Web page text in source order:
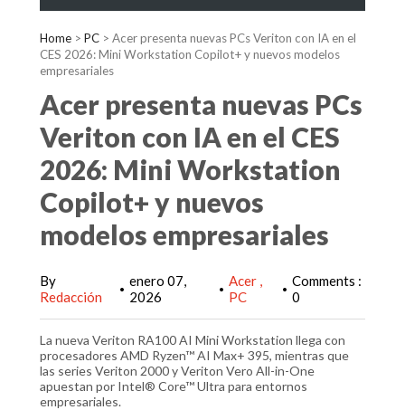
Home > PC > Acer presenta nuevas PCs Veriton con IA en el
CES 2026: Mini Workstation Copilot+ y nuevos modelos
empresariales
Acer presenta nuevas PCs
Veriton con IA en el CES
2026: Mini Workstation
Copilot+ y nuevos
modelos empresariales
By
Redacción
• enero 07,
2026
• Acer
PC
• Comments :
0
La nueva Veriton RA100 AI Mini Workstation llega con
procesadores AMD Ryzen™ AI Max+ 395, mientras que
las series Veriton 2000 y Veriton Vero All-in-One
apuestan por Intel® Core™ Ultra para entornos
empresariales.